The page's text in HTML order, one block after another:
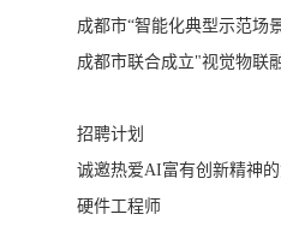
成都市“智能化典型示范场
成都市联合成立"视觉物联
招聘计划
诚邀热爱AI富有创新精神
硬件工程师